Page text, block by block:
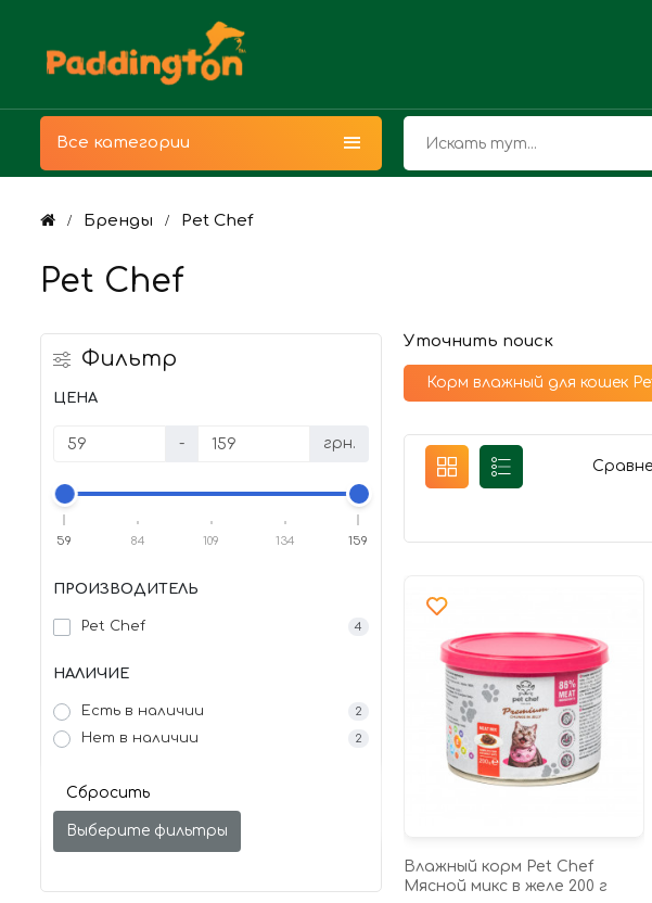
Все категории
Бренды Pet Chef
Pet Chef
Фильтр
ЦЕНА
- грн.
59 84 109 134 159
ПРОИЗВОДИТЕЛЬ
Pet Chef 4
НАЛИЧИЕ
Есть в наличии 2
Нет в наличии 2
Сбросить
Выберите фильтры
Уточнить поиск
Корм влажный для кошек
Влажный корм Pet Chef
Мясной микс в желе 200 г